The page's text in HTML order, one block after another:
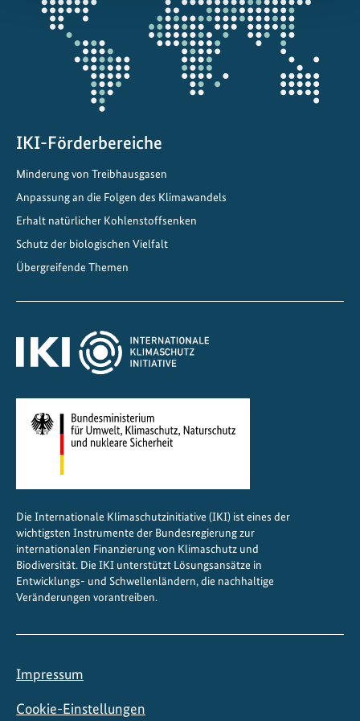
Projektkarte
IKI-Förderbereiche
Minderung von Treibhausgasen
Anpassung an die Folgen des Klimawandels
Erhalt natürlicher Kohlenstoffsenken
Schutz der biologischen Vielfalt
Übergreifende Themen
Die Internationale Klimaschutzinitiative (IKI) ist eines der
wichtigsten Instrumente der Bundesregierung zur
internationalen Finanzierung von Klimaschutz und
Biodiversität. Die IKI unterstützt Lösungsansätze in
Entwicklungs- und Schwellenländern, die nachhaltige
Veränderungen vorantreiben.
Impressum
Cookie-Einstellungen